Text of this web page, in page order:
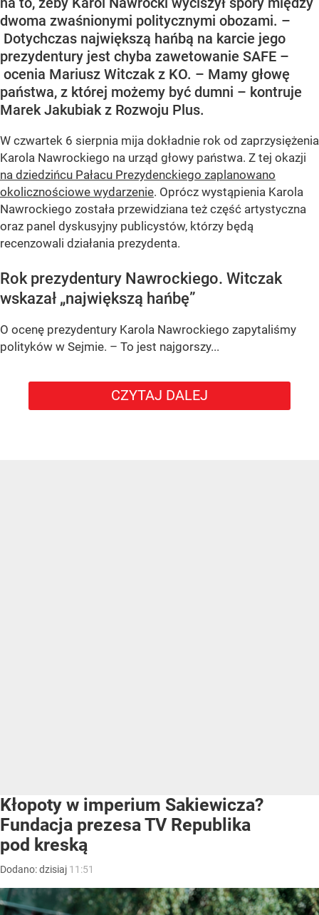
dwoma zwaśnionymi politycznymi obozami. –
Dotychczas największą hańbą na karcie jego
prezydentury jest chyba zawetowanie SAFE –
ocenia Mariusz Witczak z KO. – Mamy głowę
państwa, z której możemy być dumni – kontruje
Marek Jakubiak z Rozwoju Plus.
W czwartek 6 sierpnia mija dokładnie rok od zaprzysiężenia
Karola Nawrockiego na urząd głowy państwa. Z tej okazji
na dziedzińcu Pałacu Prezydenckiego zaplanowano
okolicznościowe wydarzenie. Oprócz wystąpienia Karola
Nawrockiego została przewidziana też część artystyczna
oraz panel dyskusyjny publicystów, którzy będą
recenzowali działania prezydenta.
Rok prezydentury Nawrockiego. Witczak
wskazał „największą hańbę”
O ocenę prezydentury Karola Nawrockiego zapytaliśmy
polityków w Sejmie. – To jest najgorszy...
CZYTAJ DALEJ
Kłopoty w imperium Sakiewicza?
Fundacja prezesa TV Republika
pod kreską
Dodano:dzisiaj 11:51